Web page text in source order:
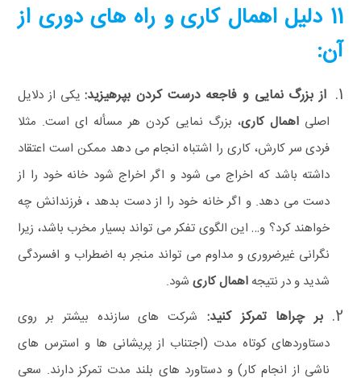
11 دلیل اهمال‌ کاری و راه‌‌ های دوری از
آن:
از بزرگ‌ نمایی و فاجعه درست کردن بپرهیزید: یکی از دلایل
اصلی اهمال‌ کاری، بزرگ‌ نمایی کردن هر مسأله‌ ای است. مثلا
فردی سر کارش، کاری را اشتباه انجام می‌ دهد ممکن است اعتقاد
داشته باشد که اخراج می شود و اگر اخراج شود خانه خود را از
دست می‌ دهد. و اگر خانه خود را از دست بدهد ، فرزندانش چه
خواهند کرد؟ و… این الگوی تفکر می تواند بسیار مخرب باشد، زیرا
نگرانی غیرضروری و مداوم می تواند منجر به اضطراب و افسردگی
شدید و در نتیجه اهمال‌ کاریشود.
بر چراها تمرکز کنید: شرکت های سازنده بیشتر بر روی
دستاوردهای کوتاه مدت (اجتناب از پریشانی ها و استرس‌ های
ناشی از انجام کار) و دستاورد های بلند مدت تمرکز دارند. سعی